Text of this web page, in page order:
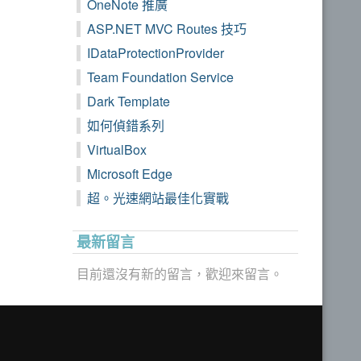
OneNote 推廣
ASP.NET MVC Routes 技巧
IDataProtectionProvider
Team Foundation Service
Dark Template
如何偵錯系列
VirtualBox
Microsoft Edge
超。光速網站最佳化實戰
最新留言
目前還沒有新的留言，歡迎來留言。